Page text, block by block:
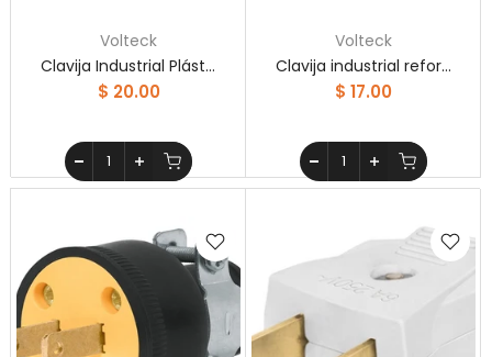
Volteck
Clavija Industrial Plástico Cara De Chino Volteck
$ 20.00
Volteck
Clavija industrial reforzada aterrizada, 2 polos+tierra
$ 17.00